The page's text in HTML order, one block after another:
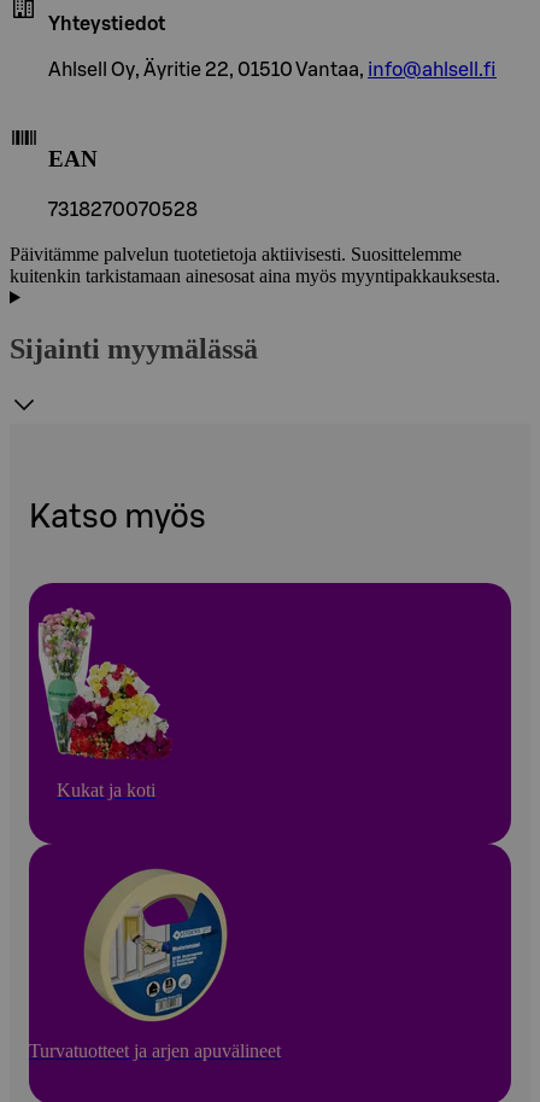
Yhteystiedot
Ahlsell Oy, Äyritie 22, 01510 Vantaa, info@ahlsell.fi
EAN
7318270070528
Päivitämme palvelun tuotetietoja aktiivisesti. Suosittelemme
kuitenkin tarkistamaan ainesosat aina myös myyntipakkauksesta.
Sijainti myymälässä
Katso myös
Kukat ja koti
Turvatuotteet ja arjen apuvälineet